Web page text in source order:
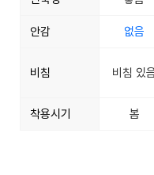
안감 없음
비침 비침 있
착용시기 봄